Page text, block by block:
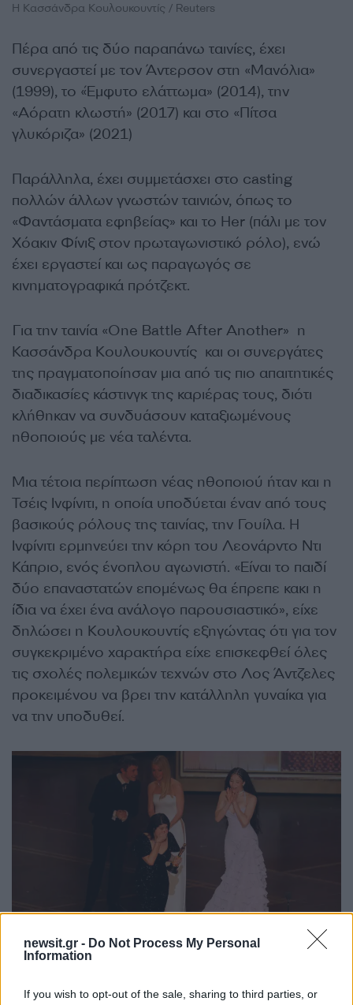
newsit.gr - Do Not Process My Personal
Information
If you wish to opt-out of the sale, sharing to third parties, or
Η Κασσάνδρα Κουλουκουντίς / Reuters
Πέρα από τις δύο παραπάνω ταινίες, έχει
συνεργαστεί με τον Άντερσον στη «Μανόλια»
(1999), το «Έμφυτο ελάττωμα» (2014), την
«Αόρατη κλωστή» (2017) και στο «Πίτσα
γλυκόριζα» (2021)
Παράλληλα, έχει συμμετάσχει στο casting
πολλών άλλων γνωστών ταινιών, όπως το
«Φαντάσματα εφηβείας» και το Her (πάλι με τον
Χόακιν Φίνιξ στον πρωταγωνιστικό ρόλο), ενώ
έχει εργαστεί και ως παραγωγός σε
κινηματογραφικά πρότζεκτ.
Για την ταινία «One Battle After Another» η
Κασσάνδρα Κουλουκουντίς και οι συνεργάτες
της πραγματοποίησαν μια από τις πιο απαιτητικές
διαδικασίες κάστινγκ της καριέρας τους, διότι
κλήθηκαν να συνδυάσουν καταξιωμένους
ηθοποιούς με νέα ταλέντα.
Μια τέτοια περίπτωση νέας ηθοποιού ήταν και η
Τσέις Ινφίνιτι, η οποία υποδύεται έναν από τους
βασικούς ρόλους της ταινίας, την Γουίλα. Η
Ινφίνιτι ερμηνεύει την κόρη του Λεονάρντο Ντι
Κάπριο, ενός ένοπλου αγωνιστή. «Είναι το παιδί
δύο επαναστατών επομένως θα έπρεπε κακι η
ίδια να έχει ένα ανάλογο παρουσιαστικό», είχε
δηλώσει η Κουλουκουντίς εξηγώντας ότι για τον
συγκεκριμένο χαρακτήρα είχε επισκεφθεί όλες
τις σχολές πολεμικών τεχνών στο Λος Άντζελες
προκειμένου να βρει την κατάλληλη γυναίκα για
να την υποδυθεί.
Η βράβευση της Κασσάνδρα Κουλουκουντίς / Reuters